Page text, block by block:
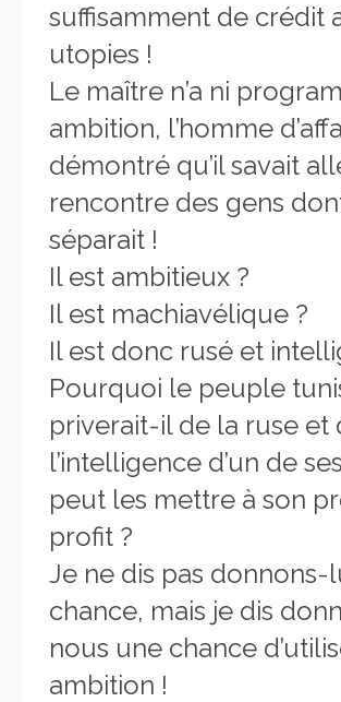
suffisamment de crédit
utopies !
Le maître n’a ni
ambition, l’homme
démontré qu’il savait
rencontre des gens
séparait !
Il est ambitieux ?
Il est machiavélique ?
Il est donc rusé et
Pourquoi le peuple
priverait-il de la ruse et
l’intelligence d’un de
peut les mettre à son
profit ?
Je ne dis pas donnons-
chance, mais je dis
nous une chance
ambition !